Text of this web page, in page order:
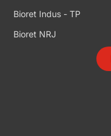
Bioret Indus - TP
Bioret NRJ